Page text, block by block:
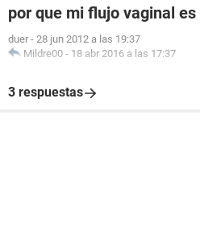
por que mi flujo vaginal es
duer - 28 jun 2012 a las 19:37
Mildre00 - 18 abr 2016 a las 17:37
3 respuestas